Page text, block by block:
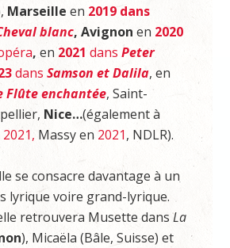
Marseilleen2019 dans
blanc, Avignon en 2020
, en 2021dans Peter
dans Samson et Dalila, en
Flûte enchantée, Saint-
Nice…(également à
2021, Massy en 2021, NDLR).
se consacre davantage à un
lyrique voire grand-lyrique.
retrouvera Musette dansLa
), Micaëla (Bâle, Suisse) et